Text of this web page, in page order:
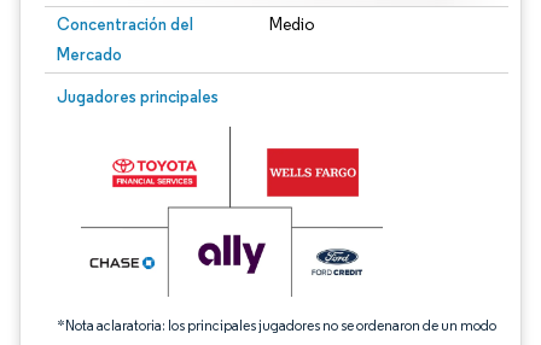
Concentración del
Mercado
Medio
Jugadores principales
*Nota aclaratoria: los principales jugadores no se ordenaron de un modo
Imagen © Mordor Intelligence. El uso requiere atribución según CC BY 4.0.